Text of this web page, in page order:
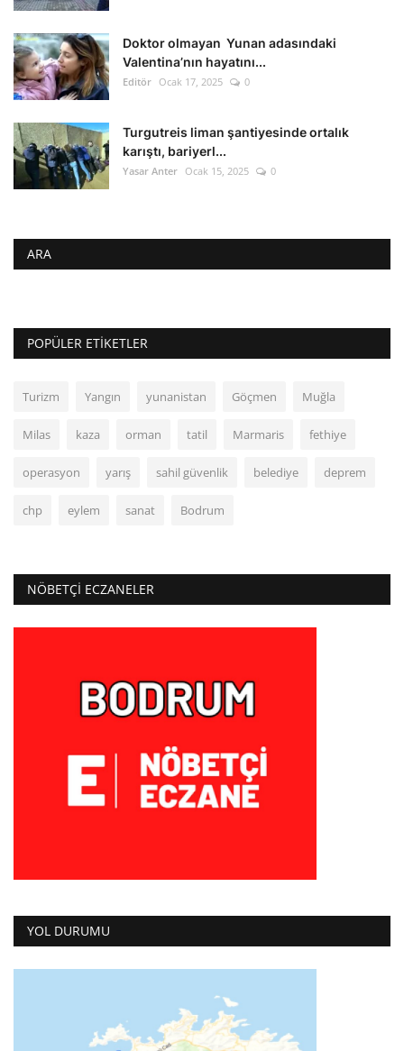
Doktor olmayan Yunan adasındaki
Valentina’nın hayatını...
Editör Ocak 17, 2025 0
Turgutreis liman şantiyesinde ortalık
karıştı, bariyerl...
Yasar Anter Ocak 15, 2025 0
ARA
POPÜLER ETIKETLER
Turizm Yangın yunanistan Göçmen Muğla
Milas kaza orman tatil Marmaris fethiye
operasyon yarış sahil güvenlik belediye deprem
chp eylem sanat Bodrum
NÖBETÇI ECZANELER
YOL DURUMU